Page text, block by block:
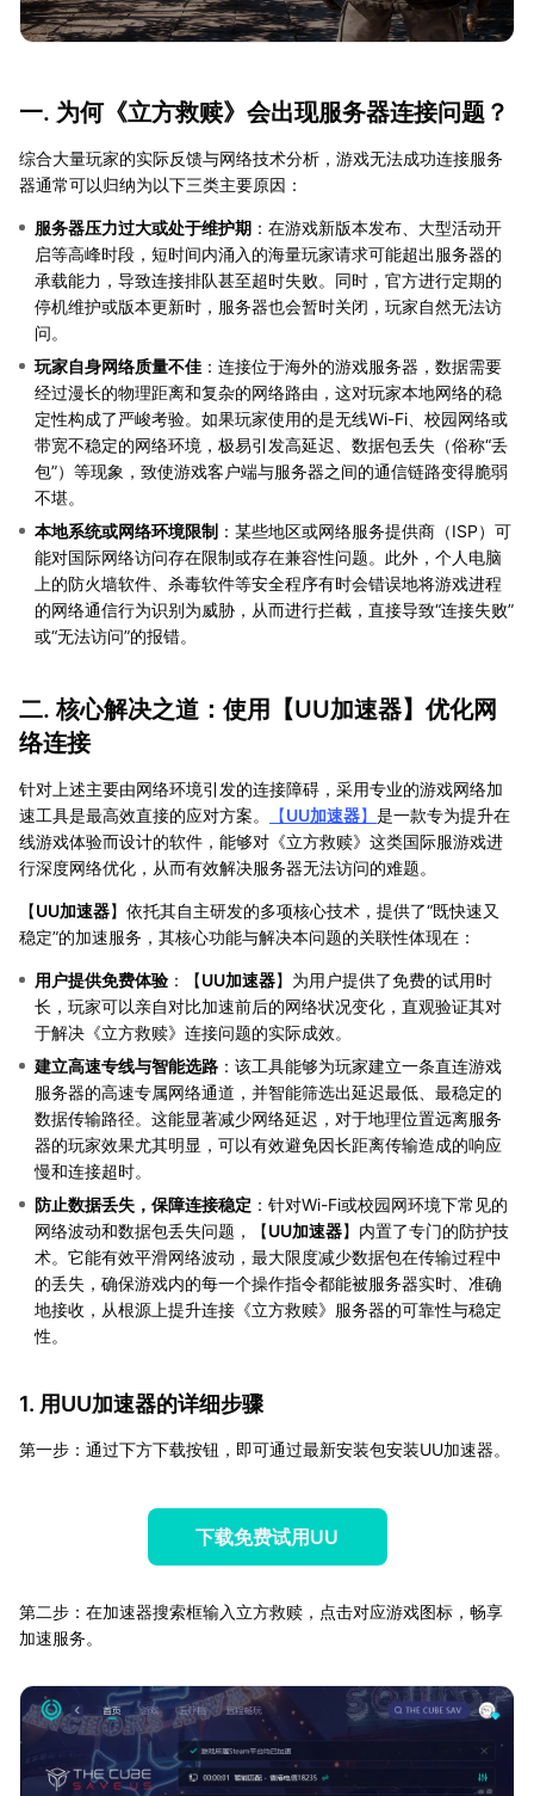
一. 为何《立方救赎》会出现服务器连接问题？
综合大量玩家的实际反馈与网络技术分析，游戏无法成功连接服务
器通常可以归纳为以下三类主要原因：
服务器压力过大或处于维护期 ：在游戏新版本发布、大型活动开
启等高峰时段，短时间内涌入的海量玩家请求可能超出服务器的
承载能力，导致连接排队甚至超时失败。同时，官方进行定期的
停机维护或版本更新时，服务器也会暂时关闭，玩家自然无法访
问。
玩家自身网络质量不佳 ：连接位于海外的游戏服务器，数据需要
经过漫长的物理距离和复杂的网络路由，这对玩家本地网络的稳
定性构成了严峻考验。如果玩家使用的是无线Wi-Fi、校园网络或
带宽不稳定的网络环境，极易引发高延迟、数据包丢失（俗称“丢
包”）等现象，致使游戏客户端与服务器之间的通信链路变得脆弱
不堪。
本地系统或网络环境限制 ：某些地区或网络服务提供商（ISP）可
能对国际网络访问存在限制或存在兼容性问题。此外，个人电脑
上的防火墙软件、杀毒软件等安全程序有时会错误地将游戏进程
的网络通信行为识别为威胁，从而进行拦截，直接导致“连接失败”
或“无法访问”的报错。
二. 核心解决之道：使用【UU加速器】优化网
络连接
针对上述主要由网络环境引发的连接障碍，采用专业的游戏网络加
速工具是最高效直接的应对方案。
【UU加速器】 是一款专为提升在
线游戏体验而设计的软件，能够对《立方救赎》这类国际服游戏进
行深度网络优化，从而有效解决服务器无法访问的难题。
【UU加速器】依托其自主研发的多项核心技术，提供了“既快速又
稳定”的加速服务，其核心功能与解决本问题的关联性体现在：
用户提供免费体验 ：【UU加速器】为用户提供了免费的试用时
长，玩家可以亲自对比加速前后的网络状况变化，直观验证其对
于解决《立方救赎》连接问题的实际成效。
建立高速专线与智能选路 ：该工具能够为玩家建立一条直连游戏
服务器的高速专属网络通道，并智能筛选出延迟最低、最稳定的
数据传输路径。这能显著减少网络延迟，对于地理位置远离服务
器的玩家效果尤其明显，可以有效避免因长距离传输造成的响应
慢和连接超时。
防止数据丢失，保障连接稳定 ：针对Wi-Fi或校园网环境下常见的
网络波动和数据包丢失问题，【UU加速器】内置了专门的防护技
术。它能有效平滑网络波动，最大限度减少数据包在传输过程中
的丢失，确保游戏内的每一个操作指令都能被服务器实时、准确
地接收，从根源上提升连接《立方救赎》服务器的可靠性与稳定
性。
1. 用UU加速器的详细步骤
第一步：通过下方下载按钮，即可通过最新安装包安装UU加速器。
下载免费试用UU
第二步：在加速器搜索框输入立方救赎，点击对应游戏图标，畅享
加速服务。